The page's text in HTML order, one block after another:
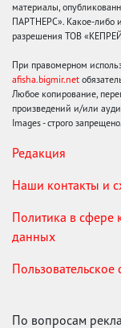
материалы,
ПАРТНЕРС». Какое-либо
разрешения ТОВ
При правомерном
afisha.bigmir.net
Любое копирование,
произведений и/или
Images - строго запрещено.
Редакция
Наши контакты и
Политика в сфере
данных
Пользовательское
По вопросам